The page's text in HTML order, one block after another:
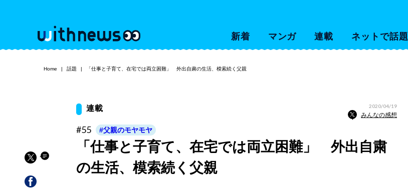
新着 マンガ 連載 ネットで話題
Home 話題 「仕事と子育て、在宅では両立困難」 外出自粛の生活、模索続く父親
連載 2020/04/19
みんなの感想
#55 #父親のモヤモヤ
「仕事と子育て、在宅では両立困難」 外出自粛
の生活、模索続く父親